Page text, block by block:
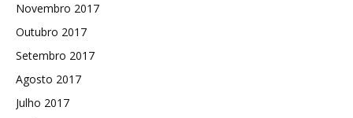
Novembro 2017
Outubro 2017
Setembro 2017
Agosto 2017
Julho 2017